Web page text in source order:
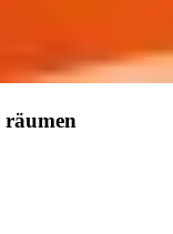
räumen